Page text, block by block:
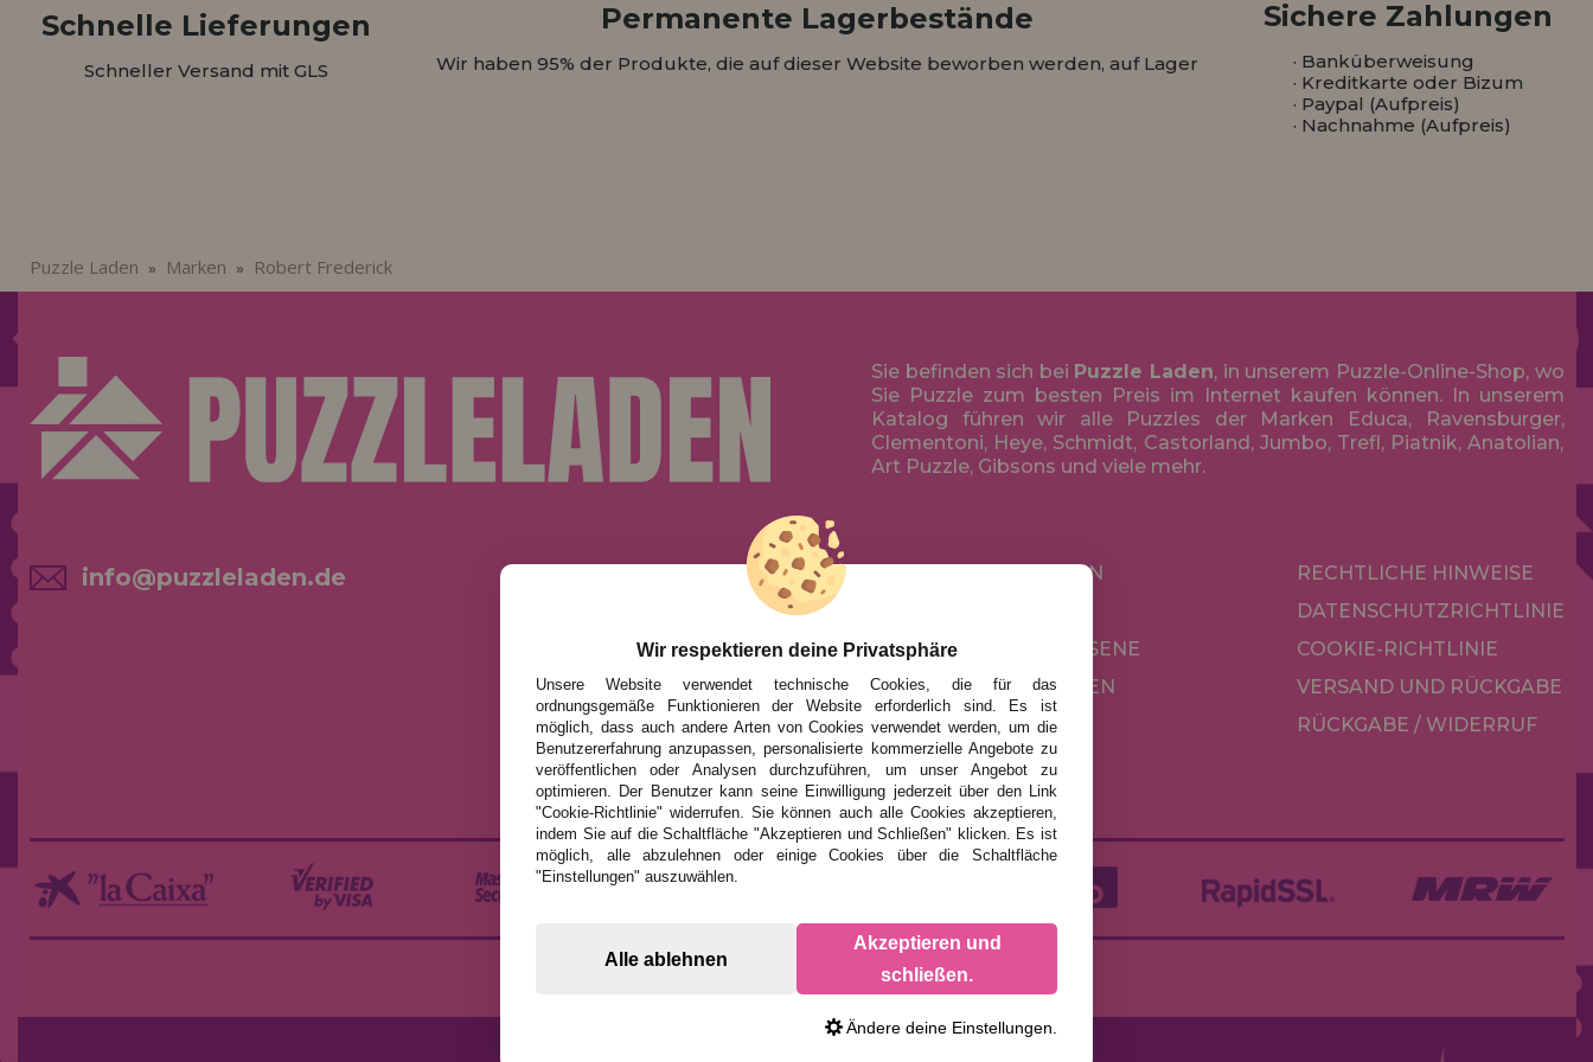
Schnelle Lieferungen
Schneller Versand mit GLS
Permanente Lagerbestände
Wir haben 95% der Produkte, die auf dieser Website beworben werden, auf Lager
Sichere Zahlungen
· Banküberweisung
· Kreditkarte oder Bizum
· Paypal (Aufpreis)
· Nachnahme (Aufpreis)
Puzzle Laden » Marken » Robert Frederick
Sie befinden sich bei Puzzle Laden, in unserem Puzzle-Online-Shop, wo
Sie Puzzle zum besten Preis im Internet kaufen können. In unserem
Katalog führen wir alle Puzzles der Marken Educa, Ravensburger,
Clementoni, Heye, Schmidt, Castorland, Jumbo, Trefl, Piatnik, Anatolian,
Art Puzzle, Gibsons und viele mehr.
info@puzzleladen.de
AKTIONEN UND ANGEBOTE
NACH MARKEN
FÜR ERWACHSENE
NACH AUTOREN
ZUBEHÖR
BRETTSPIELE
RECHTLICHE HINWEISE
DATENSCHUTZRICHTLINIE
COOKIE-RICHTLINIE
VERSAND UND RÜCKGABE
RÜCKGABE / WIDERRUF
Wir respektieren deine Privatsphäre
Unsere Website verwendet technische Cookies, die für das
ordnungsgemäße Funktionieren der Website erforderlich sind. Es ist
möglich, dass auch andere Arten von Cookies verwendet werden, um die
Benutzererfahrung anzupassen, personalisierte kommerzielle Angebote zu
veröffentlichen oder Analysen durchzuführen, um unser Angebot zu
optimieren. Der Benutzer kann seine Einwilligung jederzeit über den Link
"Cookie-Richtlinie" widerrufen. Sie können auch alle Cookies akzeptieren,
indem Sie auf die Schaltfläche "Akzeptieren und Schließen" klicken. Es ist
möglich, alle abzulehnen oder einige Cookies über die Schaltfläche
"Einstellungen" auszuwählen.
Alle ablehnen
Akzeptieren und
schließen.
Ändere deine Einstellungen.